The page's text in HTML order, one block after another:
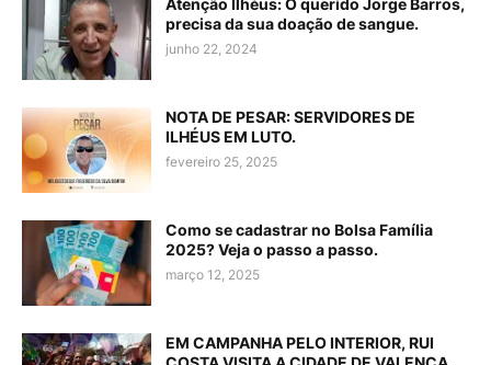
Atenção Ilhéus: O querido Jorge Barros,
precisa da sua doação de sangue.
junho 22, 2024
NOTA DE PESAR: SERVIDORES DE
ILHÉUS EM LUTO.
fevereiro 25, 2025
Como se cadastrar no Bolsa Família
2025? Veja o passo a passo.
março 12, 2025
EM CAMPANHA PELO INTERIOR, RUI